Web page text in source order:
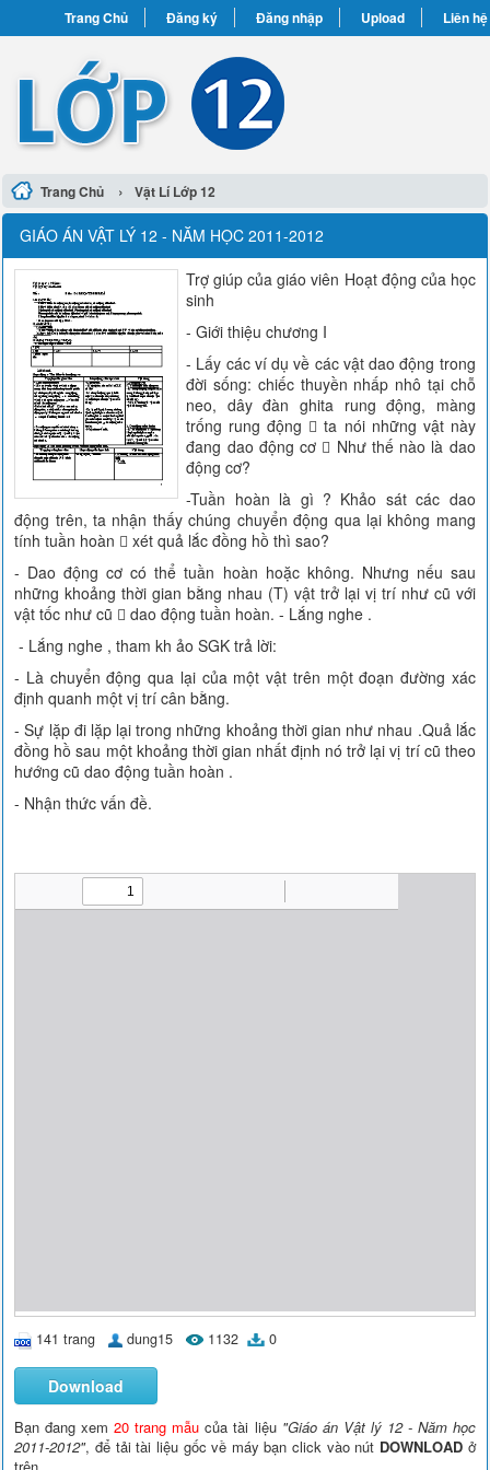
Trang Chủ Đăng ký Đăng nhập Upload Liên hệ
Trang Chủ › Vật Lí Lớp 12
GIÁO ÁN VẬT LÝ 12 - NĂM HỌC 2011-2012
Trợ giúp của giáo viên Hoạt động của học
sinh
- Giới thiệu chương I
- Lấy các ví dụ về các vật dao động trong
đời sống: chiếc thuyền nhấp nhô tại chỗ
neo, dây đàn ghita rung động, màng
trống rung động  ta nói những vật này
đang dao động cơ  Như thế nào là dao
động cơ?
-Tuần hoàn là gì ? Khảo sát các dao
động trên, ta nhận thấy chúng chuyển động qua lại không mang
tính tuần hoàn  xét quả lắc đồng hồ thì sao?
- Dao động cơ có thể tuần hoàn hoặc không. Nhưng nếu sau
những khoảng thời gian bằng nhau (T) vật trở lại vị trí như cũ với
vật tốc như cũ  dao động tuần hoàn. - Lắng nghe .
- Lắng nghe , tham kh ảo SGK trả lời:
- Là chuyển động qua lại của một vật trên một đoạn đường xác
định quanh một vị trí cân bằng.
- Sự lặp đi lặp lại trong những khoảng thời gian như nhau .Quả lắc
đồng hồ sau một khoảng thời gian nhất định nó trở lại vị trí cũ theo
hướng cũ dao động tuần hoàn .
- Nhận thức vấn đề.
141 trang dung15 1132 0
Download
Bạn đang xem20 trang mẫu của tài liệu "Giáo án Vật lý 12 - Năm học
2011-2012", để tải tài liệu gốc về máy bạn click vào nút DOWNLOAD ở